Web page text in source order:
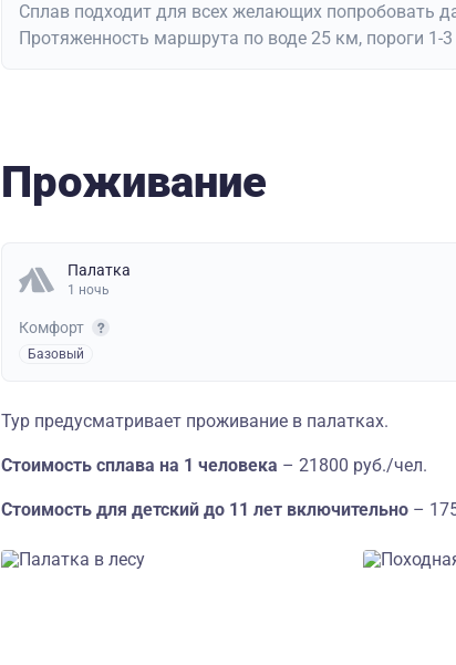
Сплав подходит для всех желающих попробовать
Протяженность маршрута по воде 25 км, пороги 1-3
Проживание
Палатка
1 ночь
Комфорт
Базовый
Тур предусматривает проживание в палатках.
Стоимость сплава на 1 человека – 21800 руб./чел.
Стоимость для детский до 11 лет включительно –